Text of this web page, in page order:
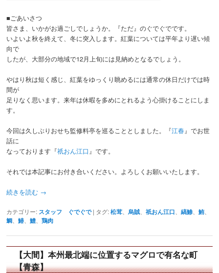
■ごあいさつ
皆さま、いかがお過ごしでしょうか。『ただ』のぐでぐでです。
いよいよ秋を終えて、冬に突入します。紅葉については平年より遅い傾
向で
したが、大部分の地域で12月上旬には見納めとなるでしょう。
やはり秋は短く感じ、紅葉をゆっくり眺めるには通常の休日だけでは時
間が
足りなく思います。来年は休暇を多めにとれるよう心掛けることにしま
す。
今回は久しぶりおせち監修料亭を巡ることとしました。『江春』でお世
話に
なっております『祇おん江口』です。
それでは本記事にお付き合いください。よろしくお願いいたします。
続きを読む →
カテゴリー: スタッフ ぐでぐで | タグ: 松茸、烏賊、祇おん江口、縞鯵、鮪、
鯛、鰆、鱧、鶏肉
【大間】本州最北端に位置するマグロで有名な町
【青森】